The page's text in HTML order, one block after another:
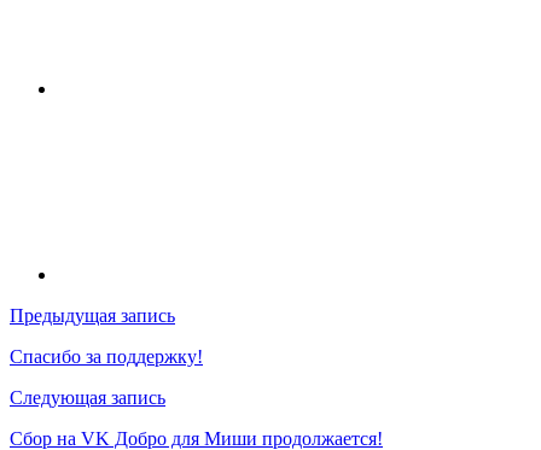
Навигация
по
записям
Предыдущая запись
Спасибо за поддержку!
Следующая запись
Сбор на VK Добро для Миши продолжается!